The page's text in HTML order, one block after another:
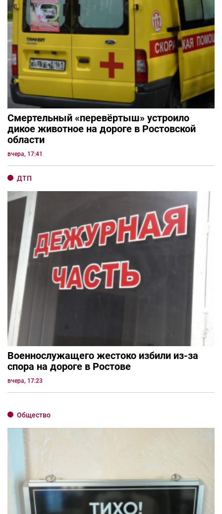
Смертельный «перевёртыш» устроило
дикое животное на дороге в Ростовской
области
вчера, 17:41
ДТП
Военнослужащего жестоко избили из-за
спора на дороге в Ростове
вчера, 17:23
Общество